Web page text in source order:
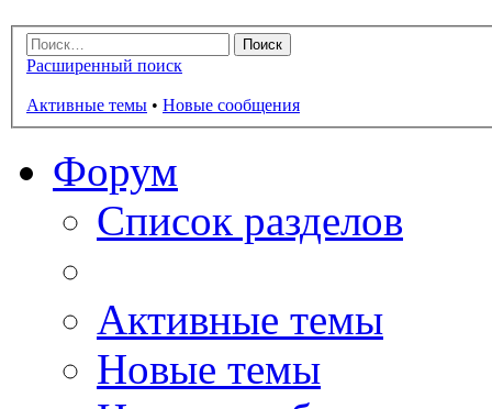
Расширенный поиск
Активные темы • Новые сообщения
Форум
Список разделов
Активные темы
Новые темы